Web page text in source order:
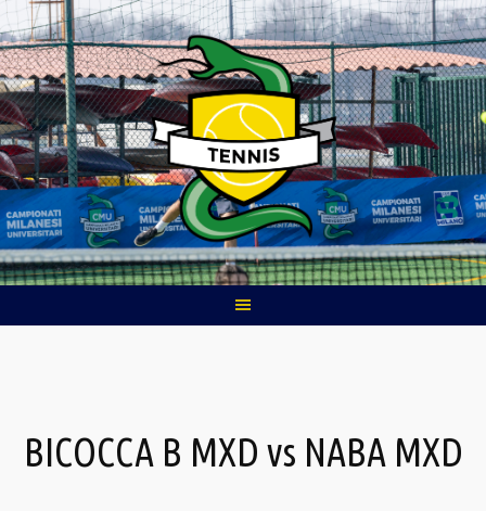
Skip
to
content
BICOCCA B MXD vs NABA MXD